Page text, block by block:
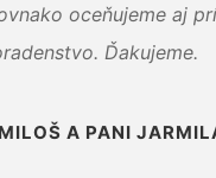
oceňujeme aj
Ďakujeme.
A PANI